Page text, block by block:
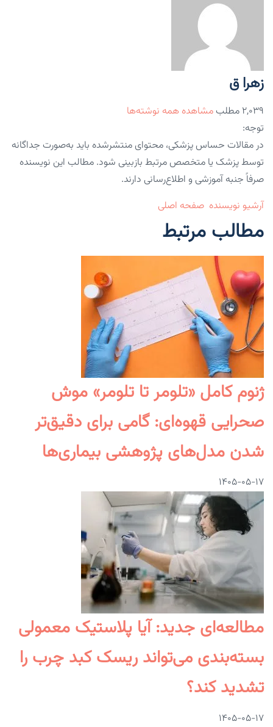
زهرا ق
۲,۰۳۹ مطلب
مشاهده همه نوشته‌ها
توجه:
در مقالات حساس پزشکی، محتوای منتشرشده باید به‌صورت جداگانه
توسط پزشک یا متخصص مرتبط بازبینی شود. مطالب این نویسنده
صرفاً جنبه آموزشی و اطلاع‌رسانی دارند.
آرشیو نویسنده صفحه اصلی
مطالب مرتبط
ژنوم کامل «تلومر تا تلومر» موش
صحرایی قهوه‌ای: گامی برای دقیق‌تر
شدن مدل‌های پژوهشی بیماری‌ها
۱۴۰۵-۰۵-۱۷
مطالعه‌ای جدید: آیا پلاستیک معمولی
بسته‌بندی می‌تواند ریسک کبد چرب را
تشدید کند؟
۱۴۰۵-۰۵-۱۷